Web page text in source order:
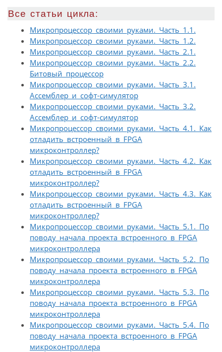
Все статьи цикла:
Микропроцессор своими руками. Часть 1.1.
Микропроцессор своими руками. Часть 1.2.
Микропроцессор своими руками. Часть 2.1.
Микропроцессор своими руками. Часть 2.2.
Битовый процессор
Микропроцессор своими руками. Часть 3.1.
Ассемблер и софт-симулятор
Микропроцессор своими руками. Часть 3.2.
Ассемблер и софт-симулятор
Микропроцессор своими руками. Часть 4.1. Как
отладить встроенный в FPGA
микроконтроллер?
Микропроцессор своими руками. Часть 4.2. Как
отладить встроенный в FPGA
микроконтроллер?
Микропроцессор своими руками. Часть 4.3. Как
отладить встроенный в FPGA
микроконтроллер?
Микропроцессор своими руками. Часть 5.1. По
поводу начала проекта встроенного в FPGA
микроконтроллера
Микропроцессор своими руками. Часть 5.2. По
поводу начала проекта встроенного в FPGA
микроконтроллера
Микропроцессор своими руками. Часть 5.3. По
поводу начала проекта встроенного в FPGA
микроконтроллера
Микропроцессор своими руками. Часть 5.4. По
поводу начала проекта встроенного в FPGA
микроконтроллера